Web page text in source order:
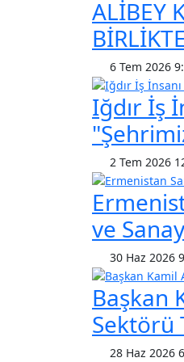
ALİBEY
6 Tem 2026
Iğdır İş
2 Tem 2026
ve
30 Haz 2026
Başkan
Sektörü
28 Haz 2026